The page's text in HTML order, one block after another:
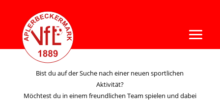
Entdecke die Freude am Handball!
Bist du auf der Suche nach einer neuen sportlichen
Aktivität?
Möchtest du in einem freundlichen Team spielen und dabei